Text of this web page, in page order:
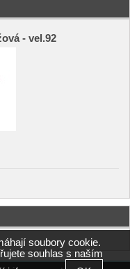
- vel.92
soubory cookie.
souhlas s naším